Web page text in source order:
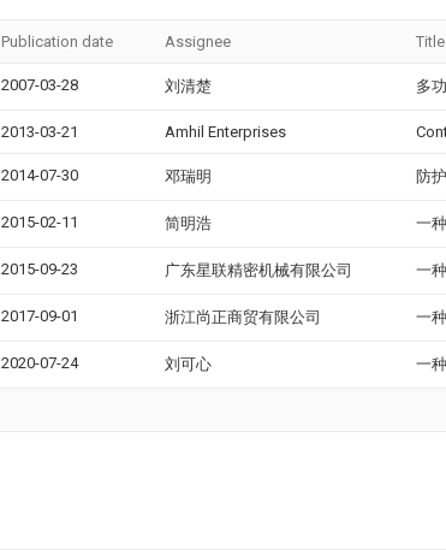
Publication date Assignee Title
2007-03-28 刘清楚 多
2013-03-21 Amhil Enterprises
2014-07-30 邓瑞明 防
2015-02-11 简明浩 一
2015-09-23 广东星联精密机械有限公司 一
2017-09-01 浙江尚正商贸有限公司 一
2020-07-24 刘可心 一